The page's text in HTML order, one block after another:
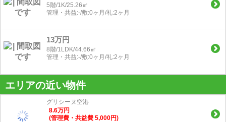
5階/1K/25.26㎡
管理・共益:-/敷:0ヶ月/礼:2ヶ月
13万円
8階/1LDK/44.66㎡
管理・共益:-/敷:0ヶ月/礼:2ヶ月
エリアの近い物件
グリシーヌ空港
8.6万円
(管理費・共益費 5,000円)